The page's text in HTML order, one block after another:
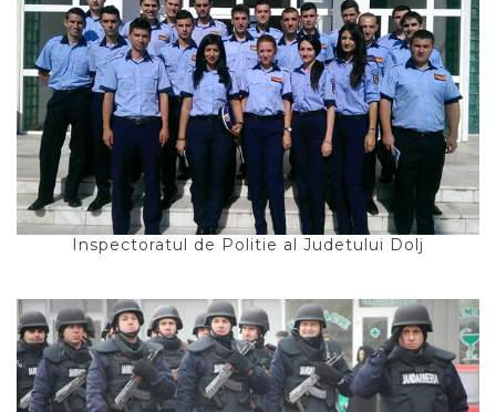
Inspectoratul de Politie al Judetului Dolj